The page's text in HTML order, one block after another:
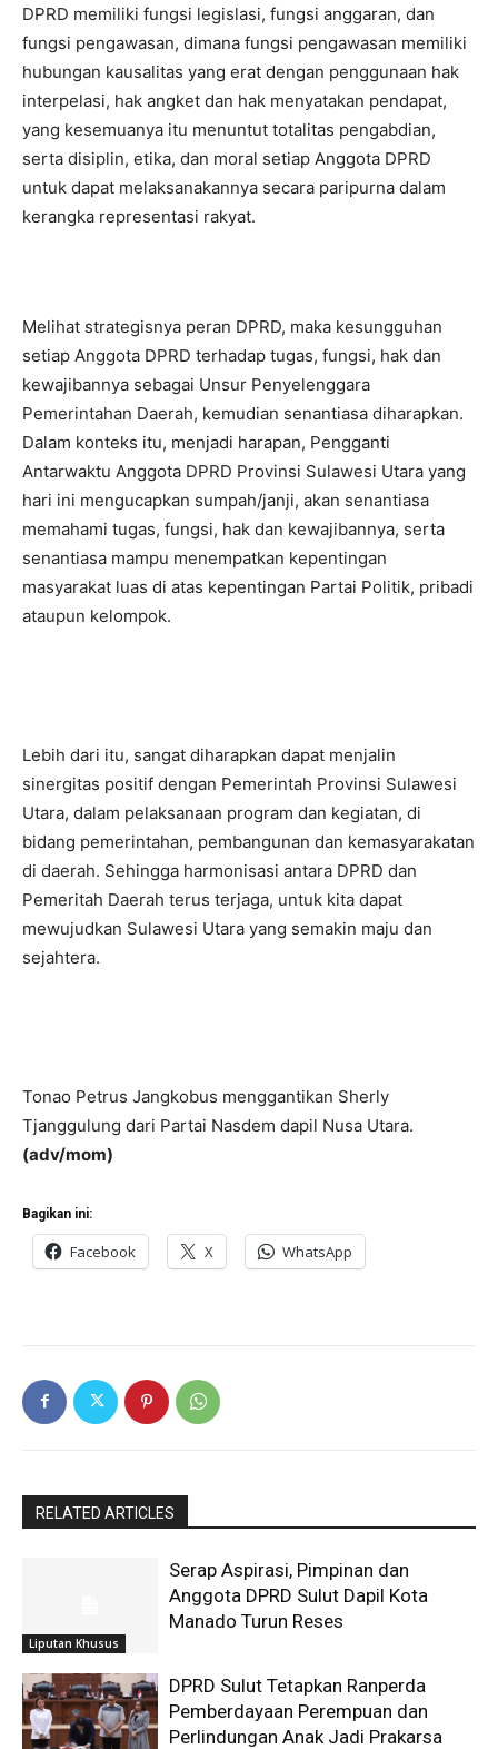
DPRD memiliki fungsi legislasi, fungsi anggaran, dan
fungsi pengawasan, dimana fungsi pengawasan memiliki
hubungan kausalitas yang erat dengan penggunaan hak
interpelasi, hak angket dan hak menyatakan pendapat,
yang kesemuanya itu menuntut totalitas pengabdian,
serta disiplin, etika, dan moral setiap Anggota DPRD
untuk dapat melaksanakannya secara paripurna dalam
kerangka representasi rakyat.
Melihat strategisnya peran DPRD, maka kesungguhan
setiap Anggota DPRD terhadap tugas, fungsi, hak dan
kewajibannya sebagai Unsur Penyelenggara
Pemerintahan Daerah, kemudian senantiasa diharapkan.
Dalam konteks itu, menjadi harapan, Pengganti
Antarwaktu Anggota DPRD Provinsi Sulawesi Utara yang
hari ini mengucapkan sumpah/janji, akan senantiasa
memahami tugas, fungsi, hak dan kewajibannya, serta
senantiasa mampu menempatkan kepentingan
masyarakat luas di atas kepentingan Partai Politik, pribadi
ataupun kelompok.
Lebih dari itu, sangat diharapkan dapat menjalin
sinergitas positif dengan Pemerintah Provinsi Sulawesi
Utara, dalam pelaksanaan program dan kegiatan, di
bidang pemerintahan, pembangunan dan kemasyarakatan
di daerah. Sehingga harmonisasi antara DPRD dan
Pemeritah Daerah terus terjaga, untuk kita dapat
mewujudkan Sulawesi Utara yang semakin maju dan
sejahtera.
Tonao Petrus Jangkobus menggantikan Sherly
Tjanggulung dari Partai Nasdem dapil Nusa Utara.
(adv/mom)
Bagikan ini:
Facebook X WhatsApp
RELATED ARTICLES
Liputan Khusus
Serap Aspirasi, Pimpinan dan
Anggota DPRD Sulut Dapil Kota
Manado Turun Reses
DPRD Sulut Tetapkan Ranperda
Pemberdayaan Perempuan dan
Perlindungan Anak Jadi Prakarsa